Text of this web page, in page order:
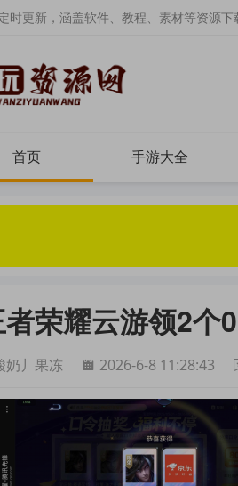
时更新，涵盖软件、教程、素材等资源下
首页 手游大全
荣耀云游领2个
奶丿果冻 2026-6-8 11:28:43